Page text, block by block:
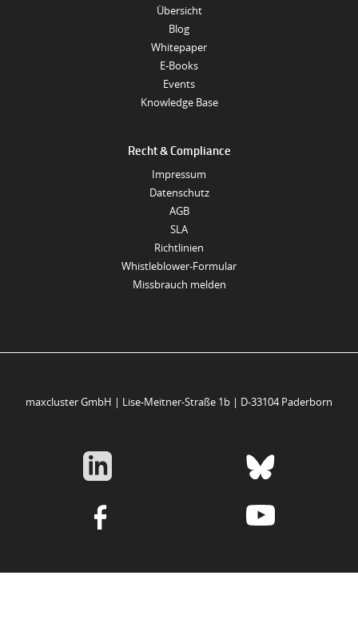
Übersicht
Blog
Whitepaper
E-Books
Events
Knowledge Base
Recht & Compliance
Impressum
Datenschutz
AGB
SLA
Richtlinien
Whistleblower-Formular
Missbrauch melden
maxcluster GmbH | Lise-Meitner-Straße 1b | D-33104 Paderborn